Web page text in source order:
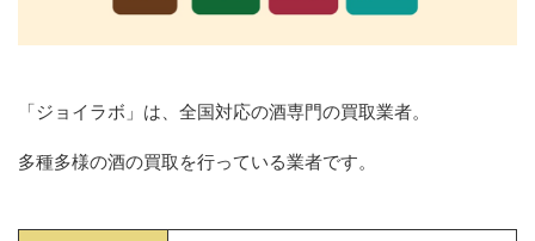
「ジョイラボ」は、全国対応の酒専門の買取業者。
多種多様の酒の買取を行っている業者です。